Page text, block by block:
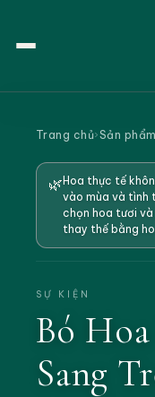
Sản phẩm
Cưới & Sự kiện
Blogs
Chính sách
Địa chỉ & Liên hệ
Tìm sản phẩm
Trang chủ›Sản phẩm
🌿 Hoa thực tế
vào mùa và tình
chọn hoa tươi
thay thế bằng
SỰ KIỆN
Bó
Sang